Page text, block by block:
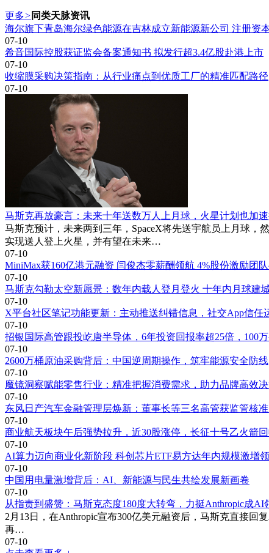
更多> 同类天脉资讯
海尔旗下青岛海尔绿色能源在吉林成立新能源新公司 注册资
07-10
希音国际控股获证监会备案通知书 拟发行超3.4亿股赴港上市
07-10
收缩膜采购决策指南：从行业痛点到优质工厂的精准匹配路径
07-10
马斯克再放豪言：未来十年送数万人上月球，火星计划也加
马斯克预计，未来两到三年，SpaceX将先送宇航员上月球
实现送人登上火星，并有望在未来…
07-10
MiniMax获160亿港元融资 闫俊杰零薪酬领航 4%股份激励团
07-10
马斯克勾勒太空新愿景：数年内载人登月登火 十年内月球建
07-10
X平台社区笔记功能更新：主动推送纠错信息，社交App信任
07-10
招银国际高管跟投屹唐半导体，6年投资回报率超25倍，100
07-10
2600万桶原油采购背后：中国逆周期操作，筑牢能源安全防线
07-10
魔镜洞察赋能零售行业：精准把握消费需求，助力品牌高效
07-10
东风日产汽车金融管理层焕新：董事长等三名高管获监管核
07-10
商业航天板块午后强势拉升，近30股涨停，长征十号乙火箭
07-10
AI算力迈向商业化新阶段 科创芯片ETF易方达年内规模激增
07-10
中国用电量激增背后：AI、新能源与民生共绘发展新画卷
07-10
从指责到盛赞：马斯克态度180度大转弯，力挺Anthropic成AI
2月13日，在Anthropic宣布300亿美元融资后，马斯克直接回
再…
07-10